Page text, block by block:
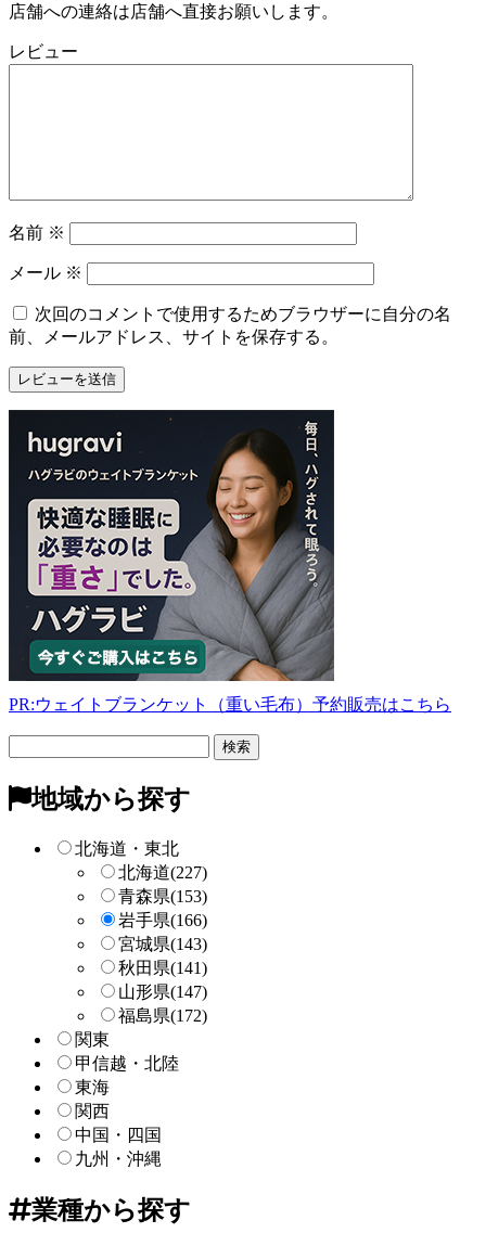
店舗への連絡は店舗へ直接お願いします。
レビュー
名前 ※
メール ※
次回のコメントで使用するためブラウザーに自分の名
前、メールアドレス、サイトを保存する。
PR:ウェイトブランケット（重い毛布）予約販売はこちら
ー
検
地域から探す
北海道・東北
北海道(227)
青森県(153)
岩手県(166)
宮城県(143)
秋田県(141)
山形県(147)
福島県(172)
関東
甲信越・北陸
東海
関西
中国・四国
九州・沖縄
業種から探す